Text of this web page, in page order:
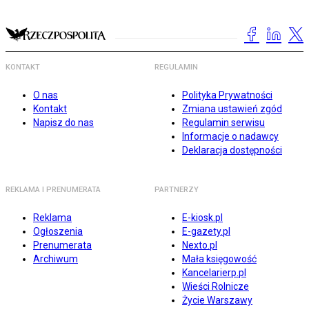
KONTAKT
O nas
Kontakt
Napisz do nas
REGULAMIN
Polityka Prywatności
Zmiana ustawień zgód
Regulamin serwisu
Informacje o nadawcy
Deklaracja dostępności
REKLAMA I PRENUMERATA
Reklama
Ogłoszenia
Prenumerata
Archiwum
PARTNERZY
E-kiosk.pl
E-gazety.pl
Nexto.pl
Mała księgowość
Kancelarierp.pl
Wieści Rolnicze
Życie Warszawy